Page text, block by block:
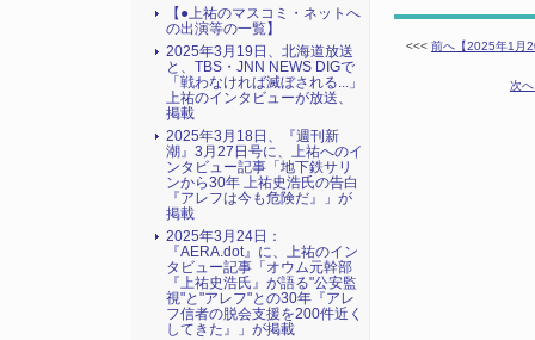
<<< 前へ【2025年1月
次
【●上祐のマスコミ・ネットへ
の出演等の一覧】
2025年3月19日、北海道放送
と、TBS・JNN NEWS DIGで
「戦わなければ滅ぼされる...」
上祐のインタビューが放送、
掲載
2025年3月18日、『週刊新
潮』3月27日号に、上祐へのイ
ンタビュー記事「地下鉄サリ
ンから30年 上祐史浩氏の告白
『アレフは今も危険だ』」が
掲載
2025年3月24日：
『AERA.dot』に、上祐のイン
タビュー記事「オウム元幹部
『上祐史浩氏』が語る"公安監
視"と"アレフ"との30年『アレ
フ信者の脱会支援を200件近く
してきた』」が掲載